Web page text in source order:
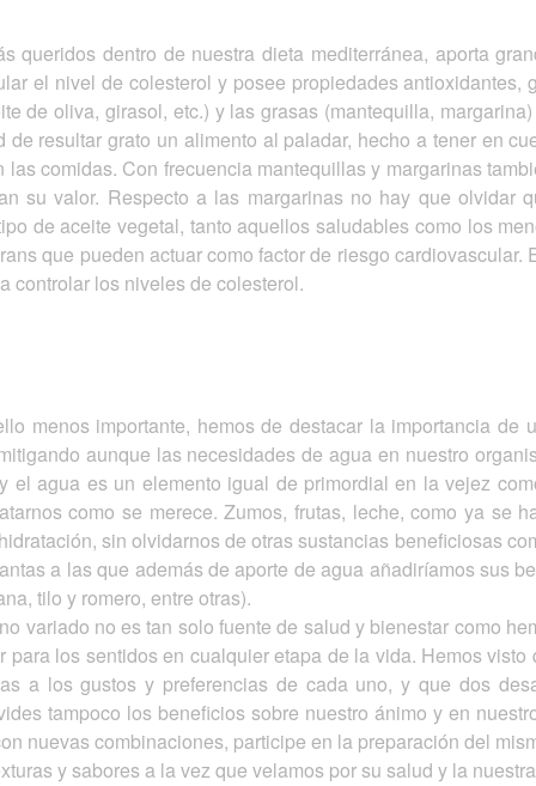
queridos dentro de nuestra dieta mediterránea, aporta
el nivel de colesterol y posee propiedades
de oliva, girasol, etc.) y las grasas (mantequilla,
de resultar grato un alimento al paladar, hecho a tener en
las comidas. Con frecuencia mantequillas y margarinas
su valor. Respecto a las margarinas no hay que olvidar
de aceite vegetal, tanto aquellos saludables como los
que pueden actuar como factor de riesgo
controlar los niveles de colesterol.
menos importante, hemos de destacar la importancia
aunque las necesidades de agua en nuestro
el agua es un elemento igual de primordial en la vejez
como se merece. Zumos, frutas, leche, como ya se
sin olvidarnos de otras sustancias beneficiosas
a las que además de aporte de agua añadiríamos sus
tilo y romero, entre otras).
variado no es tan solo fuente de salud y bienestar como
para los sentidos en cualquier etapa de la vida. Hemos
a los gustos y preferencias de cada uno, y que dos
tampoco los beneficios sobre nuestro ánimo y en
nuevas combinaciones, participe en la preparación del
y sabores a la vez que velamos por su salud y la